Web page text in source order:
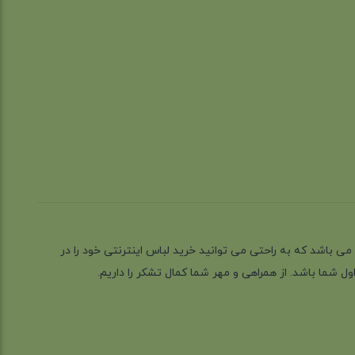
شهر رشت می باشد که به راحتی می توانید خرید لباس اینترنتی خود را در
شما باشد. از همراهی و مهر شما کمال تشکر را داریم.